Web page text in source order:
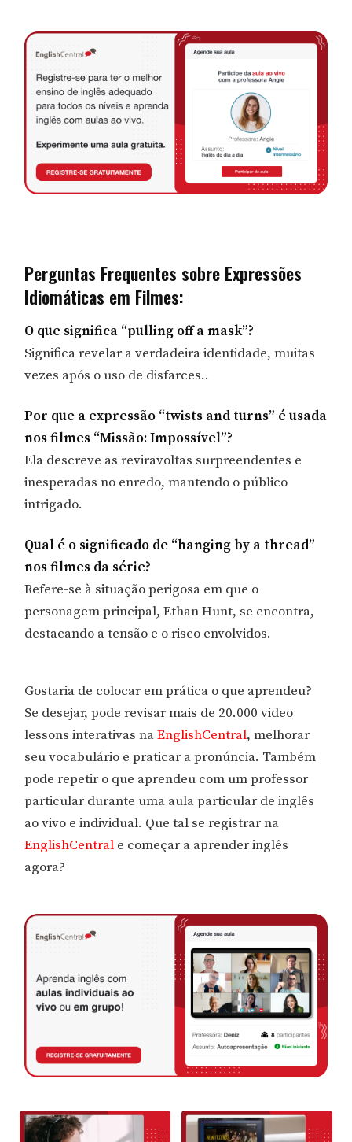
Perguntas Frequentes sobre Expressões
Idiomáticas em Filmes:
O que significa “pulling off a mask”?
Significa revelar a verdadeira identidade, muitas
vezes após o uso de disfarces..
Por que a expressão “twists and turns” é usada
nos filmes “Missão: Impossível”?
Ela descreve as reviravoltas surpreendentes e
inesperadas no enredo, mantendo o público
intrigado.
Qual é o significado de “hanging by a thread”
nos filmes da série?
Refere-se à situação perigosa em que o
personagem principal, Ethan Hunt, se encontra,
destacando a tensão e o risco envolvidos.
Gostaria de colocar em prática o que aprendeu?
Se desejar, pode revisar mais de 20.000 video
lessons interativas naEnglishCentral, melhorar
seu vocabulário e praticar a pronúncia. Também
pode repetir o que aprendeu com um professor
particular durante uma aula particular de inglês
ao vivo e individual. Que tal se registrar na
EnglishCentral e começar a aprender inglês
agora?